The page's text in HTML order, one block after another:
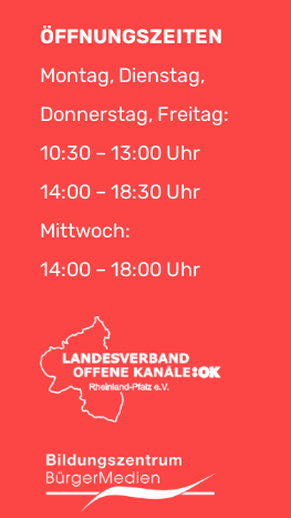
ÖFFNUNGSZEITEN
Montag, Dienstag,
Donnerstag, Freitag:
10:30 – 13:00 Uhr
14:00 – 18:30 Uhr
Mittwoch:
14:00 – 18:00 Uhr